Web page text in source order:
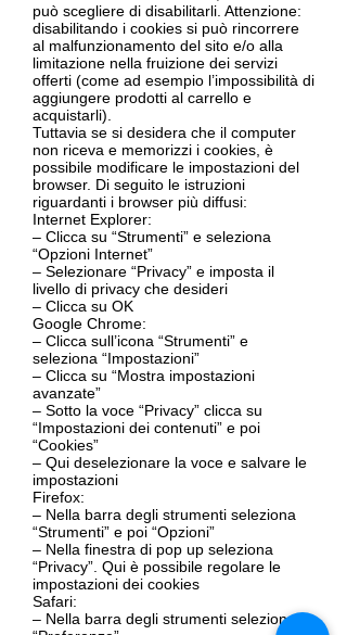
può scegliere di disabilitarli. Attenzione:
disabilitando i cookies si può rincorrere
al malfunzionamento del sito e/o alla
limitazione nella fruizione dei servizi
offerti (come ad esempio l’impossibilità di
aggiungere prodotti al carrello e
acquistarli).
Tuttavia se si desidera che il computer
non riceva e memorizzi i cookies, è
possibile modificare le impostazioni del
browser. Di seguito le istruzioni
riguardanti i browser più diffusi:
Internet Explorer:
– Clicca su “Strumenti” e seleziona
“Opzioni Internet”
– Selezionare “Privacy” e imposta il
livello di privacy che desideri
– Clicca su OK
Google Chrome:
– Clicca sull’icona “Strumenti” e
seleziona “Impostazioni”
– Clicca su “Mostra impostazioni
avanzate”
– Sotto la voce “Privacy” clicca su
“Impostazioni dei contenuti” e poi
“Cookies”
– Qui deselezionare la voce e salvare le
impostazioni
Firefox:
– Nella barra degli strumenti seleziona
“Strumenti” e poi “Opzioni”
– Nella finestra di pop up seleziona
“Privacy”. Qui è possibile regolare le
impostazioni dei cookies
Safari:
– Nella barra degli strumenti seleziona